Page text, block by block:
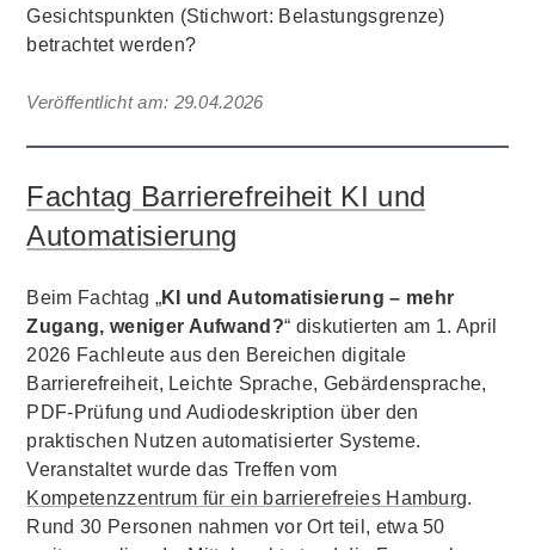
Gesichtspunkten (Stichwort: Belastungsgrenze)
betrachtet werden?
Veröffentlicht am: 29.04.2026
Fachtag Barrierefreiheit KI und
Automatisierung
Beim Fachtag „KI und Automatisierung – mehr
Zugang, weniger Aufwand?“ diskutierten am 1. April
2026 Fachleute aus den Bereichen digitale
Barrierefreiheit, Leichte Sprache, Gebärdensprache,
PDF-Prüfung und Audiodeskription über den
praktischen Nutzen automatisierter Systeme.
Veranstaltet wurde das Treffen vom
Kompetenzzentrum für ein barrierefreies Hamburg.
Rund 30 Personen nahmen vor Ort teil, etwa 50